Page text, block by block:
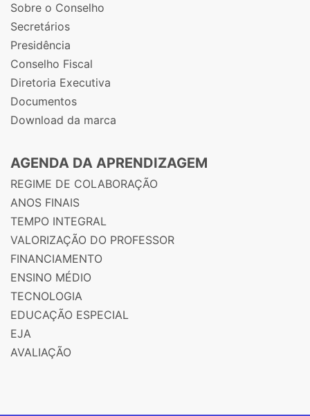
Sobre o Conselho
Secretários
Presidência
Conselho Fiscal
Diretoria Executiva
Documentos
Download da marca
AGENDA DA APRENDIZAGEM
REGIME DE COLABORAÇÃO
ANOS FINAIS
TEMPO INTEGRAL
VALORIZAÇÃO DO PROFESSOR
FINANCIAMENTO
ENSINO MÉDIO
TECNOLOGIA
EDUCAÇÃO ESPECIAL
EJA
AVALIAÇÃO